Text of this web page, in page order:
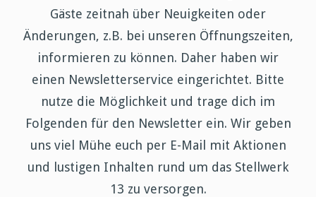
Gäste zeitnah über Neuigkeiten oder
Änderungen, z.B. bei unseren Öffnungszeiten,
informieren zu können. Daher haben wir
einen Newsletterservice eingerichtet. Bitte
nutze die Möglichkeit und trage dich im
Folgenden für den Newsletter ein. Wir geben
uns viel Mühe euch per E-Mail mit Aktionen
und lustigen Inhalten rund um das Stellwerk
13 zu versorgen.